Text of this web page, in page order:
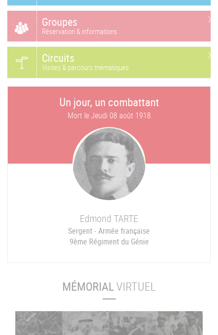
Groupes
Réservation & informations
Circuits
Visites & parcours thématiques
Un jour, un combattant
Mort leJeudi 08 août 1918
Edmond TARTE
Sergent - Armée française
9ème Régiment du Génie
MÉMORIALVIRTUEL